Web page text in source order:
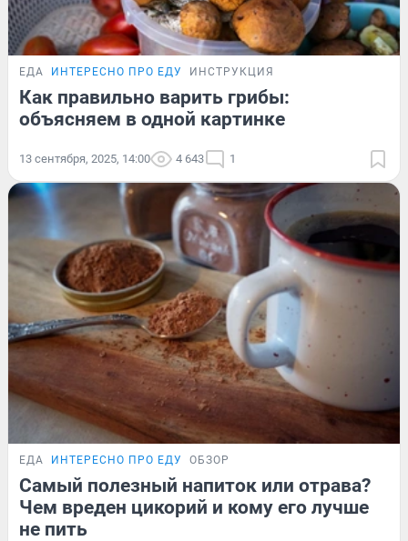
ЕДА ИНТЕРЕСНО ПРО ЕДУ ИНСТРУКЦИЯ
Как правильно варить грибы:
объясняем в одной картинке
13 сентября, 2025, 14:00 4 643 1
ЕДА ИНТЕРЕСНО ПРО ЕДУ ОБЗОР
Самый полезный напиток или отрава?
Чем вреден цикорий и кому его лучше
не пить